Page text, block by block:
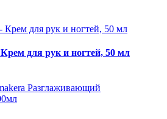
для рук и ногтей, 50 мл